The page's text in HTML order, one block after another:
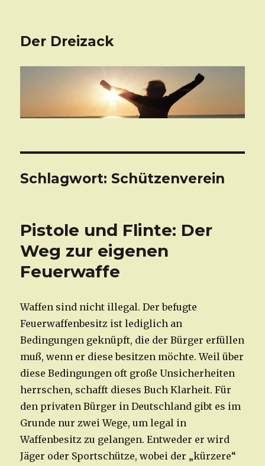
Der Dreizack
Schlagwort: Schützenverein
Pistole und Flinte: Der
Weg zur eigenen
Feuerwaffe
Waffen sind nicht illegal. Der befugte
Feuerwaffenbesitz ist lediglich an
Bedingungen geknüpft, die der Bürger erfüllen
muß, wenn er diese besitzen möchte. Weil über
diese Bedingungen oft große Unsicherheiten
herrschen, schafft dieses Buch Klarheit. Für
den privaten Bürger in Deutschland gibt es im
Grunde nur zwei Wege, um legal in
Waffenbesitz zu gelangen. Entweder er wird
Jäger oder Sportschütze, wobei der „kürzere“